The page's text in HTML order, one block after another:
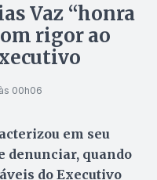
Vaz “honra
rigor ao
00h06
em seu
denunciar, quando
do Executivo